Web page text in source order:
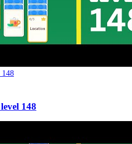
148
148